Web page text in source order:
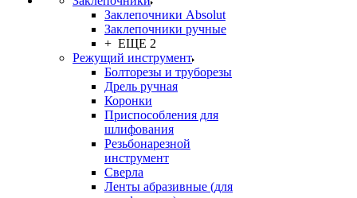
Заклепочники Absolut
Заклепочники ручные
+ ЕЩЕ 2
Режущий инструмент
Болторезы и труборезы
Дрель ручная
Коронки
Приспособления для
шлифования
Резьбонарезной
инструмент
Сверла
Ленты абразивные (для